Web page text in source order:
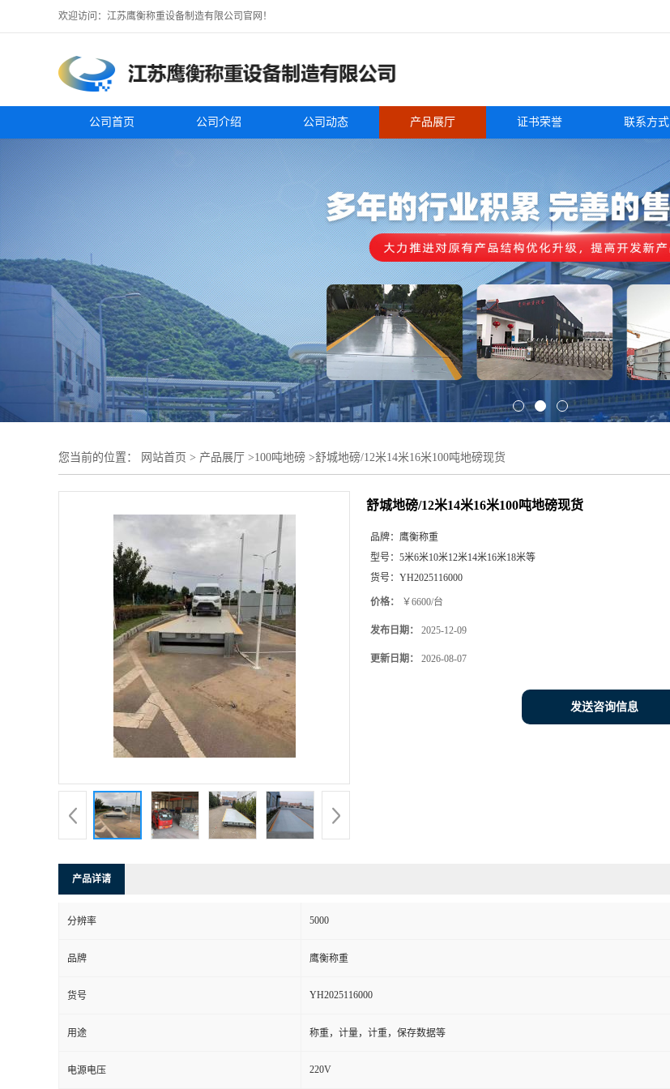
欢迎访问：江苏鹰衡称重设备制造有限公司官网！
公司首页 公司介绍 公司动态 产品展厅 证书荣誉 联系方式
您当前的位置： 网站首页 > 产品展厅 >100吨地磅 >舒城地磅/12米14米16米100吨地磅现货
舒城地磅/12米14米16米100吨地磅现货
品牌： 鹰衡称重
型号： 5米6米10米12米14米16米18米等
货号： YH2025116000
价格： ￥6600/台
发布日期： 2025-12-09
更新日期： 2026-08-07
发送咨询信息
产品详请
分辨率 5000
品牌 鹰衡称重
货号 YH2025116000
用途 称重，计量，计重，保存数据等
电源电压 220V